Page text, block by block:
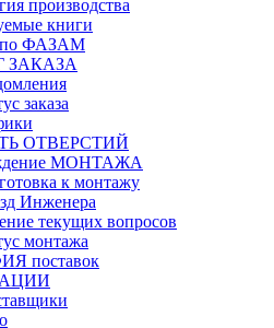
производства
книги
по ФАЗАМ
ЗАКАЗА
заказа
ОТВЕРСТИЙ
МОНТАЖА
к монтажу
Инженера
текущих вопросов
монтажа
поставок